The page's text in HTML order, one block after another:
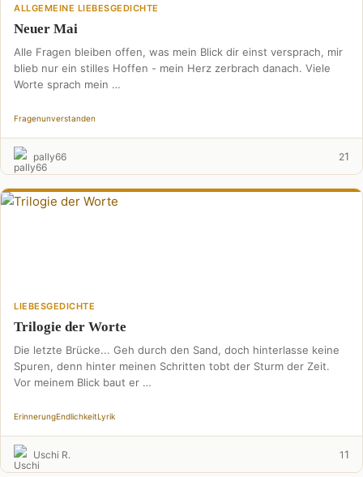
ALLGEMEINE LIEBESGEDICHTE
Neuer Mai
Alle Fragen bleiben offen, was mein Blick dir einst versprach, mir
blieb nur ein stilles Hoffen - mein Herz zerbrach danach. Viele
Worte sprach mein …
Fragenunverstanden
pally66 21
LIEBESGEDICHTE
Trilogie der Worte
Die letzte Brücke... Geh durch den Sand, doch hinterlasse keine
Spuren, denn hinter meinen Schritten tobt der Sturm der Zeit.
Vor meinem Blick baut er …
ErinnerungEndlichkeitLyrik
Uschi R. 11